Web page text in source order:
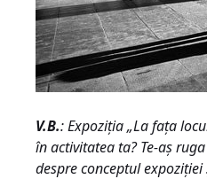
V.B.: Expoziţia „La faţa
în activitatea ta? Te-aş
despre conceptul expoziţiei